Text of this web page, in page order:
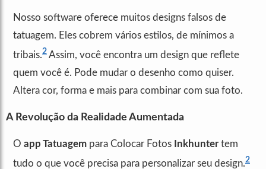
Nosso software oferece muitos designs falsos de
tatuagem. Eles cobrem vários estilos, de mínimos a
tribais.2 Assim, você encontra um design que reflete
quem você é. Pode mudar o desenho como quiser.
Altera cor, forma e mais para combinar com sua foto.
A Revolução da Realidade Aumentada
O app Tatuagem para Colocar Fotos Inkhuntertem
tudo o que você precisa para personalizar seu design.2